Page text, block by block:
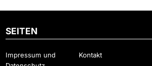
SEITEN
Impressum und
Kontakt